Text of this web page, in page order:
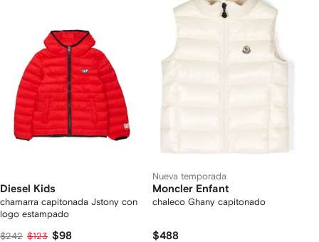
Diesel Kids
chamarra capitonada Jstony con
logo estampado
$242 $123 $98
Nueva temporada
Moncler Enfant
chaleco Ghany capitonado
$488